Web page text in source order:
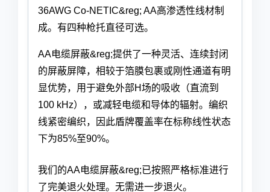
36AWG Co-NETIC&reg; AA高渗透性线材制
成。有四种枪托直径可选。
AA电缆屏蔽&reg;提供了一种灵活、连续封闭
的屏蔽屏障，相较于箔膜包裹或刚性通道有明
显优势，用于避免外部H场的吸收（直流到
100 kHz），或减轻电缆和导体的辐射。编织
线紧密编织，因此盾牌覆盖率在标称线性状态
下为85%至90%。
我们的AA电缆屏蔽&reg;已按照严格标准进行
了完美退火处理。无需进一步退火。